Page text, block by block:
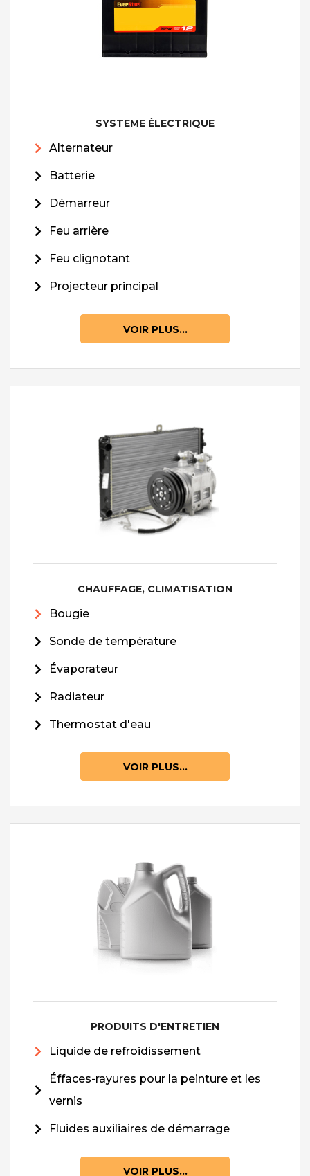
SYSTEME ÉLECTRIQUE
Alternateur
Batterie
Démarreur
Feu arrière
Feu clignotant
Projecteur principal
VOIR PLUS...
CHAUFFAGE, CLIMATISATION
Bougie
Sonde de température
Évaporateur
Radiateur
Thermostat d'eau
VOIR PLUS...
PRODUITS D'ENTRETIEN
Liquide de refroidissement
Éffaces-rayures pour la peinture et les
vernis
Fluides auxiliaires de démarrage
VOIR PLUS...